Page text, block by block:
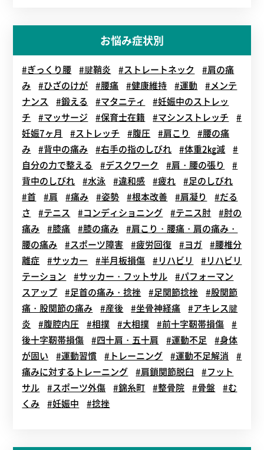
お悩み症状別
#ぎっくり腰 #腱鞘炎 #ストレートネック
#肩の痛
み
#ひざのけが #腰痛 #健康維持 #運動
#メンテ
ナンス
#鍛える #マタニティ
#妊娠中のストレッ
チ
#マッサージ #保育士在籍 #マシンストレッチ
#
妊娠7ヶ月
#ストレッチ #腹圧 #肩こり
#腰の痛
み
#背中の痛み #右手の指のしびれ #体重2㎏減
#
自分の力で整える
#デスクワーク #肩・腰の張り
#
背中のしびれ
#水泳 #違和感 #疲れ
#足のしびれ
#首
#肩 #痛み #姿勢 #根本改善 #肩凝り
#だる
さ
#テニス #コンディショニング #テニス肘
#肘の
痛み
#膝痛 #膝の痛み
#肩こり・腰痛・肩の痛み・
腰の痛み
#スポーツ障害 #疲労回復 #ヨガ
#腰椎分
離症
#サッカー #半月板損傷 #リハビリ
#リハビリ
テーション
#サッカー・フットサル
#パフォーマン
スアップ
#足首の痛み・捻挫 #足関節捻挫
#股関節
痛・股関節の痛み
#産後 #坐骨神経痛
#アキレス腱
炎
#腹腔内圧 #相撲 #大相撲 #前十字靭帯損傷
#
後十字靭帯損傷
#四十肩・五十肩 #運動不足
#身体
が固い
#運動習慣 #トレーニング #運動不足解消
#
痛みに対するトレーニング
#肩鎖関節脱臼
#フット
サル
#スポーツ外傷 #錦糸町 #整骨院 #骨盤
#む
くみ
#妊娠中 #捻挫